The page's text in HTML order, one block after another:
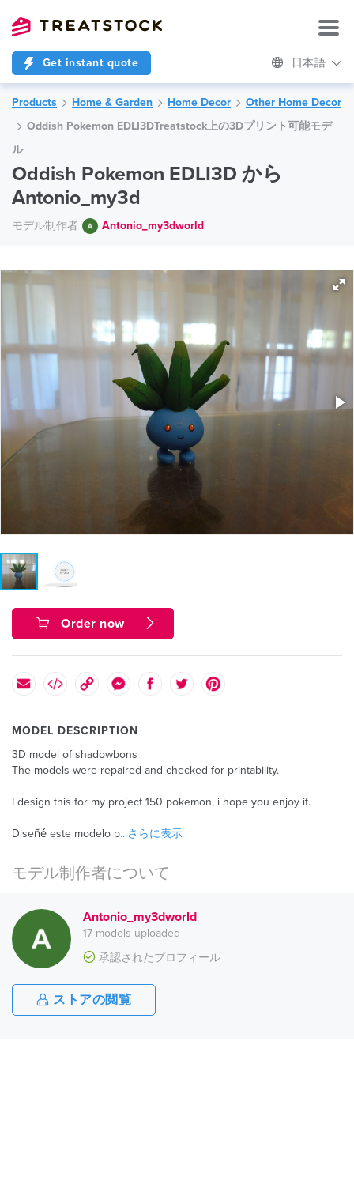
Get instant quote 日本語
Products Home & Garden Home Decor
Other Home Decor
Oddish Pokemon EDLI3DTreatstock上の3Dプリント可能モデ
ル
Oddish Pokemon EDLI3D から
Antonio_my3d
モデル制作者 Antonio_my3dworld
Order now
MODEL DESCRIPTION
3D model of shadowbons
The models were repaired and checked for printability.
I design this for my project 150 pokemon, i hope you enjoy it.
Diseñé este modelo p...さらに表示
モデル制作者について
Antonio_my3dworld
17 models uploaded
承認されたプロフィール
ストアの閲覧